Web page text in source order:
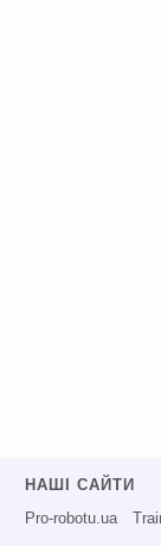
НАШІ САЙТИ
Pro-robotu.ua